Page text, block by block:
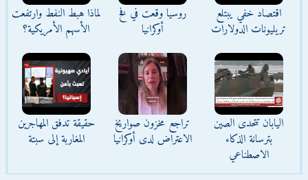
اقتصاد خفي يبتلع
تريليونات الدولارات
روسيا وقعت في فخ
أوكرانيا
لماذا هبط النفط وارتفعت
الأسهم الأمريكية؟
اليابان تتحدى الصين
بترسانة الذكاء
الاصطناعي
تراجع مخزون صواريخ
الاعتراض لدى أوكرانيا
حقيقة تدفق المهاجرين
المغاربة إلى سبتة